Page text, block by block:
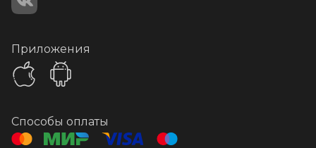
Приложения
Способы оплаты